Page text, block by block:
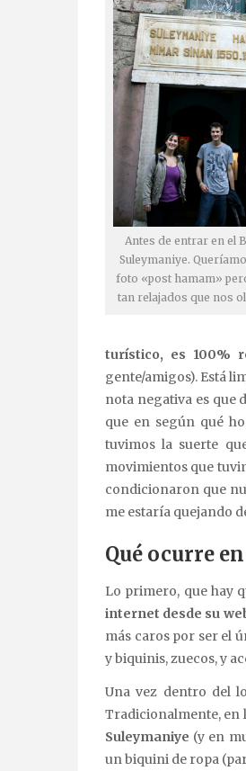
Antes de entrar en el
Suleymaniye.
foto «post hamam»
tan relajados que nos
turístico, es 100%
gente/amigos). Está
nota negativa es que
que en según qué
tuvimos la suerte
movimientos que
condicionaron que
me estaría quejando
Qué ocurre
Lo primero, que hay
internet desde su
más caros por ser el
y biquinis, zuecos, y
Una vez dentro del
Tradicionalmente, en
Suleymaniye (y en
un biquini de ropa